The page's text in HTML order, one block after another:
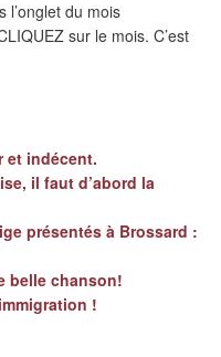
l’onglet du mois
sur le mois. C’est
et indécent.
il faut d’abord la
présentés à Brossard :
belle chanson!
!